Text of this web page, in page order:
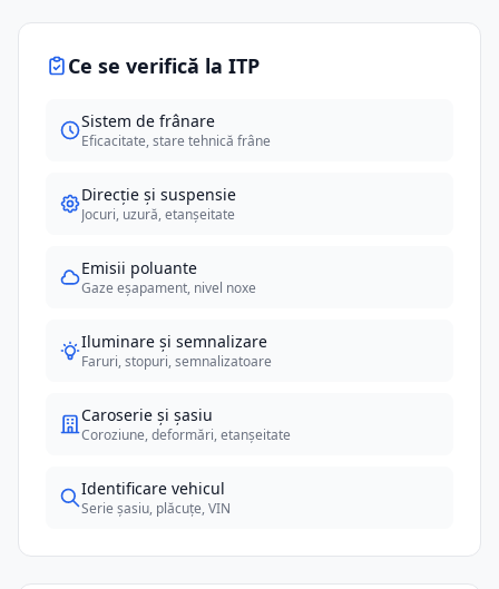
Ce se verifică la ITP
Sistem de frânare
Eficacitate, stare tehnică frâne
Direcție și suspensie
Jocuri, uzură, etanșeitate
Emisii poluante
Gaze eșapament, nivel noxe
Iluminare și semnalizare
Faruri, stopuri, semnalizatoare
Caroserie și șasiu
Coroziune, deformări, etanșeitate
Identificare vehicul
Serie șasiu, plăcuțe, VIN